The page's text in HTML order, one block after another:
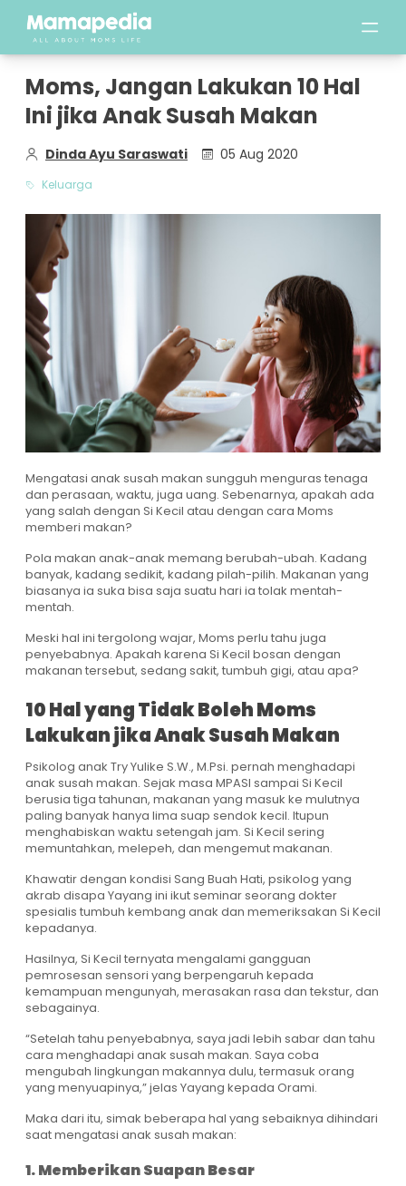
Moms, Jangan Lakukan 10 Hal
Ini jika Anak Susah Makan
Dinda Ayu Saraswati 05 Aug 2020
Keluarga
Mengatasi anak susah makan sungguh menguras tenaga
dan perasaan, waktu, juga uang. Sebenarnya, apakah ada
yang salah dengan Si Kecil atau dengan cara Moms
memberi makan?
Pola makan anak-anak memang berubah-ubah. Kadang
banyak, kadang sedikit, kadang pilah-pilih. Makanan yang
biasanya ia suka bisa saja suatu hari ia tolak mentah-
mentah.
Meski hal ini tergolong wajar, Moms perlu tahu juga
penyebabnya. Apakah karena Si Kecil bosan dengan
makanan tersebut, sedang sakit, tumbuh gigi, atau apa?
10 Hal yang Tidak Boleh Moms
Lakukan jika Anak Susah Makan
Psikolog anak Try Yulike S.W., M.Psi. pernah menghadapi
anak susah makan. Sejak masa MPASI sampai Si Kecil
berusia tiga tahunan, makanan yang masuk ke mulutnya
paling banyak hanya lima suap sendok kecil. Itupun
menghabiskan waktu setengah jam. Si Kecil sering
memuntahkan, melepeh, dan mengemut makanan.
Khawatir dengan kondisi Sang Buah Hati, psikolog yang
akrab disapa Yayang ini ikut seminar seorang dokter
spesialis tumbuh kembang anak dan memeriksakan Si Kecil
kepadanya.
Hasilnya, Si Kecil ternyata mengalami gangguan
pemrosesan sensori yang berpengaruh kepada
kemampuan mengunyah, merasakan rasa dan tekstur, dan
sebagainya.
“Setelah tahu penyebabnya, saya jadi lebih sabar dan tahu
cara menghadapi anak susah makan. Saya coba
mengubah lingkungan makannya dulu, termasuk orang
yang menyuapinya,” jelas Yayang kepada Orami.
Maka dari itu, simak beberapa hal yang sebaiknya dihindari
saat mengatasi anak susah makan:
1. Memberikan Suapan Besar